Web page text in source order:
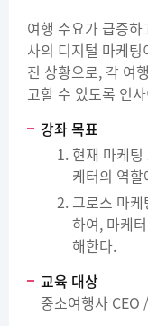
여행 수요가 급증
사의 디지털 마케
진 상황으로, 각 여
고할 수 있도록 인
강좌 목표
현재 마케
케터의 역
그로스 마
하여, 마케
해한다.
교육 대상
중소여행사 CEO